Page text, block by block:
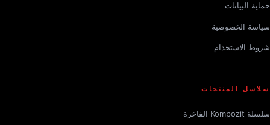
حماية البيانات
سياسة الخصوصية
شروط الاستخدام
سلاسل المنتجات
سلسلة Kompozit الفاخرة